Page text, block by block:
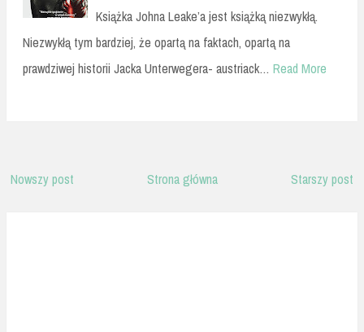
Książka Johna Leake’a jest książką niezwykłą.
Niezwykłą tym bardziej, że opartą na faktach, opartą na
prawdziwej historii Jacka Unterwegera- austriack… Read More
Nowszy post Starszy post
Strona główna